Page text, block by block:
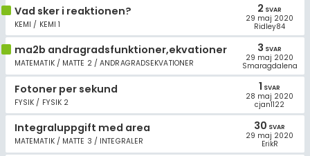
Vad sker i reaktionen?
KEMI / KEMI 1
2 SVAR
29 maj 2020
Ridley84
ma2b andragradsfunktioner,ekvationer
MATEMATIK / MATTE 2 / ANDRAGRADSEKVATIONER
3 SVAR
29 maj 2020
Smaragdalena
Fotoner per sekund
FYSIK / FYSIK 2
1 SVAR
28 maj 2020
cjan1122
Integraluppgift med area
MATEMATIK / MATTE 3 / INTEGRALER
30 SVAR
29 maj 2020
ErikR